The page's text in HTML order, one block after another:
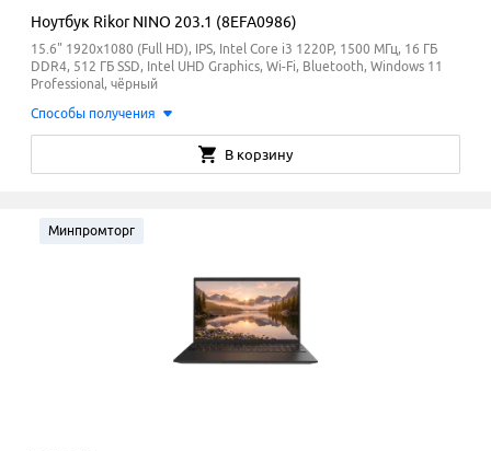
Ноутбук Rikor NINO 203.1 (8EFA0986)
15.6" 1920x1080 (Full HD), IPS, Intel Core i3 1220P, 1500 МГц, 16 ГБ
DDR4, 512 ГБ SSD, Intel UHD Graphics, Wi-Fi, Bluetooth, Windows 11
Professional, чёрный
Способы получения
В корзину
Минпромторг